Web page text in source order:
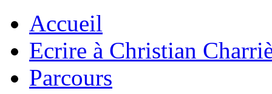
Accueil
Ecrire à Christian
Parcours